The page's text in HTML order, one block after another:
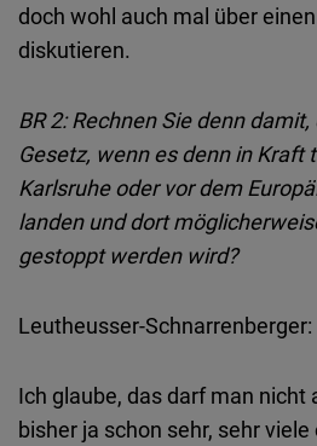
doch wohl auch mal über
diskutieren.
BR 2:Rechnen Sie denn
Gesetz, wenn es denn in Kraft
Karlsruhe oder vor dem
landen und dort
gestoppt werden wird?
Leutheusser-Schnarrenberger:
Ich glaube, das darf man nicht
bisher ja schon sehr, sehr